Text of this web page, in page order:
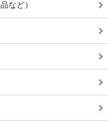
など）